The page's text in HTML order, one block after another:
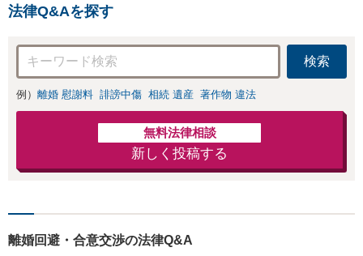
休日対応可】
法律Q&Aを探す
検索
例） 離婚 慰謝料 誹謗中傷 相続 遺産 著作物 違法
無料法律相談
新しく投稿する
離婚回避・合意交渉の法律Q&A